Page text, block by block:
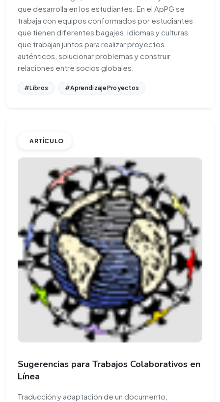
que desarrolla en los estudiantes. En el ApPG se
trabaja con equipos conformados por estudiantes
que tienen diferentes bagajes, idiomas y culturas
que trabajan juntos para realizar proyectos
auténticos, solucionar problemas y construir
relaciones entre socios globales.
#Libros #AprendizajeProyectos
ARTÍCULO
Sugerencias para Trabajos Colaborativos en
Línea
Traducción y adaptación de un documento,